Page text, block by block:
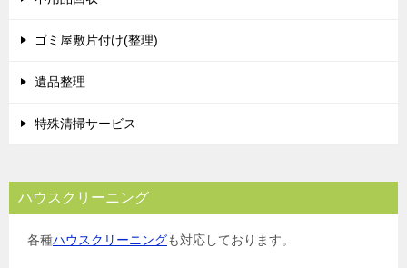
ゴミ屋敷片付け(整理)
遺品整理
特殊清掃サービス
ハウスクリーニング
各種ハウスクリーニングも対応しております。